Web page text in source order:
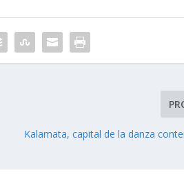
Kalamata, capital de la danza